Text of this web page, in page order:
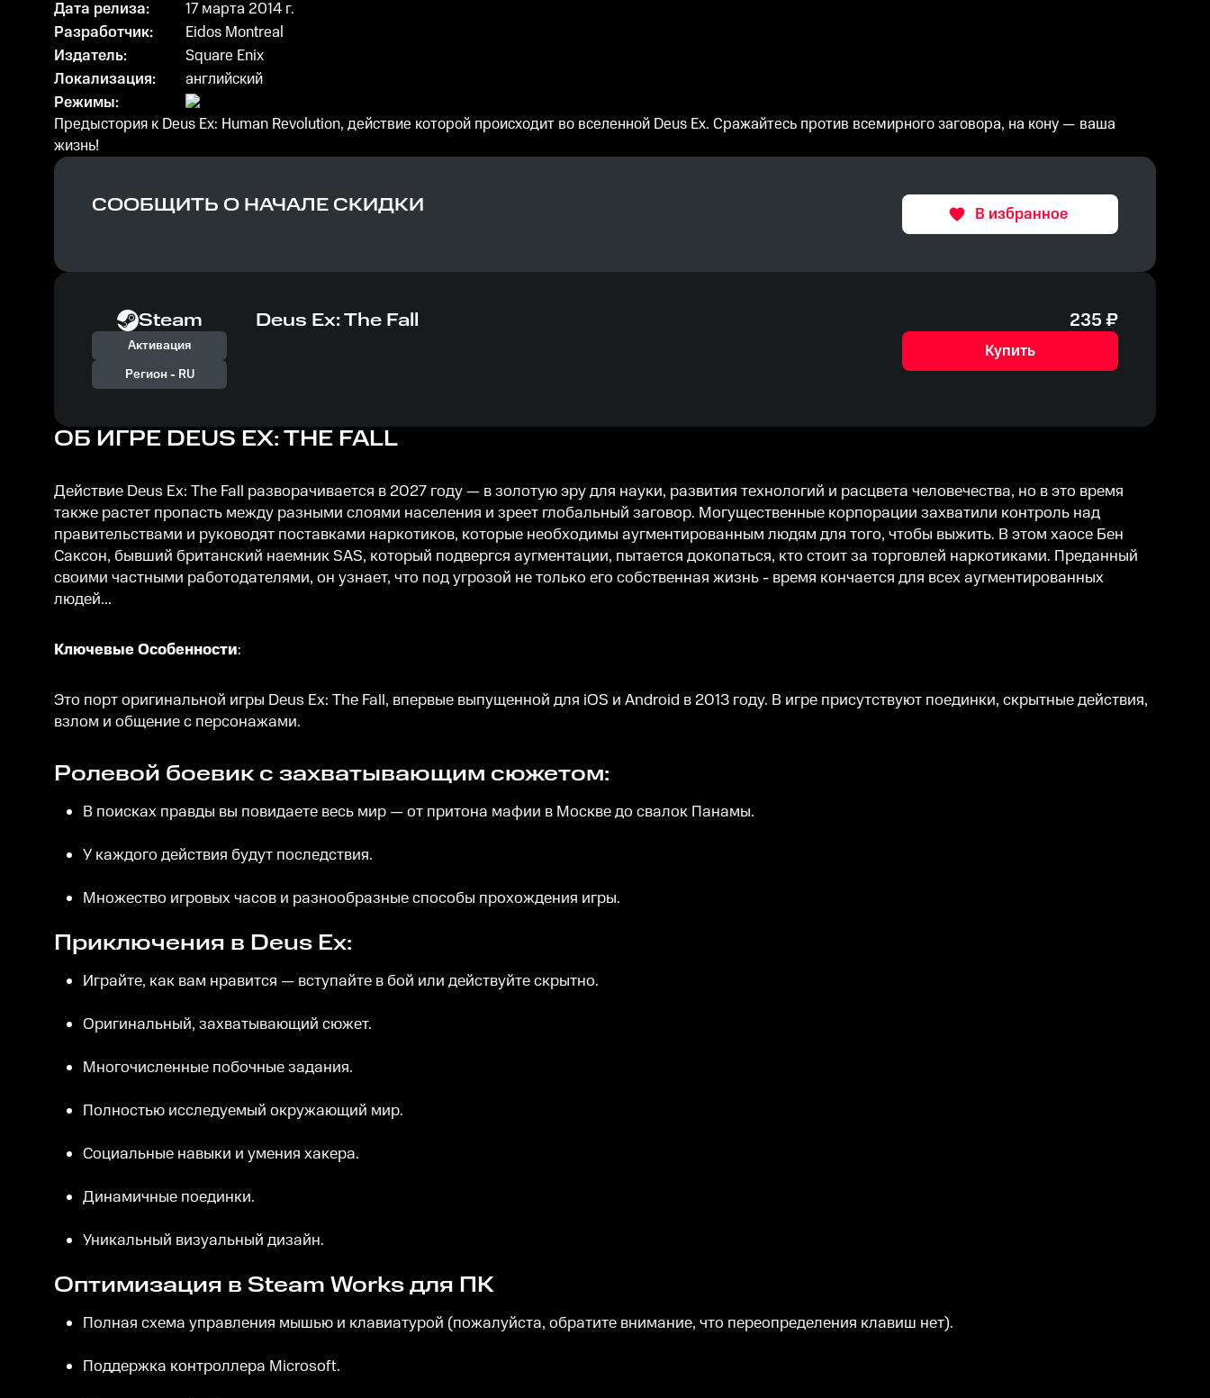
Дата релиза:
17 марта 2014 г.
Разработчик:
Eidos Montreal
Издатель:
Square Enix
Локализация:
английский
Режимы:
Предыстория к Deus Ex: Human Revolution, действие которой происходит во вселенной Deus Ex. Сражайтесь против всемирного заговора, на кону — ваша
жизнь!
СООБЩИТЬ О НАЧАЛЕ СКИДКИ В избранное
Steam
Активация
Регион - RU
Deus Ex: The Fall 235₽
Купить
ОБ ИГРЕ DEUS EX: THE FALL
Действие Deus Ex: The Fall разворачивается в 2027 году — в золотую эру для науки, развития технологий и расцвета человечества, но в это время
также растет пропасть между разными слоями населения и зреет глобальный заговор. Могущественные корпорации захватили контроль над
правительствами и руководят поставками наркотиков, которые необходимы аугментированным людям для того, чтобы выжить. В этом хаосе Бен
Саксон, бывший британский наемник SAS, который подвергся аугментации, пытается докопаться, кто стоит за торговлей наркотиками. Преданный
своими частными работодателями, он узнает, что под угрозой не только его собственная жизнь - время кончается для всех аугментированных
людей...
Ключевые Особенности:
Это порт оригинальной игры Deus Ex: The Fall, впервые выпущенной для iOS и Android в 2013 году. В игре присутствуют поединки, скрытные действия,
взлом и общение с персонажами.
Ролевой боевик с захватывающим сюжетом:
В поисках правды вы повидаете весь мир — от притона мафии в Москве до свалок Панамы.
У каждого действия будут последствия.
Множество игровых часов и разнообразные способы прохождения игры.
Приключения в Deus Ex:
Играйте, как вам нравится — вступайте в бой или действуйте скрытно.
Оригинальный, захватывающий сюжет.
Многочисленные побочные задания.
Полностью исследуемый окружающий мир.
Социальные навыки и умения хакера.
Динамичные поединки.
Уникальный визуальный дизайн.
Оптимизация в Steam Works для ПК
Полная схема управления мышью и клавиатурой (пожалуйста, обратите внимание, что переопределения клавиш нет).
Поддержка контроллера Microsoft.